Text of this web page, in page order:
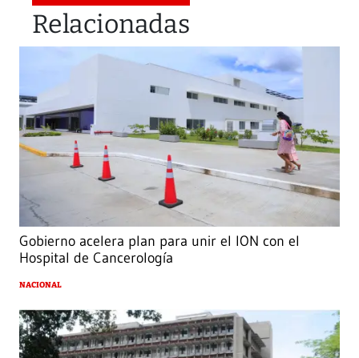
Relacionadas
Gobierno acelera plan para unir el ION con el
Hospital de Cancerología
NACIONAL